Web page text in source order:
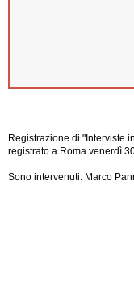
Registrazione di "Interviste
registrato a Roma venerdì
Sono intervenuti: Marco